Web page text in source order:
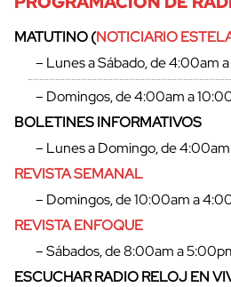
MATUTINO (NOTICIARIO
– Lunes a Sábado, de 4:00am
– Domingos, de 4:00am a
BOLETINES INFORMATIVOS
– Lunes a Domingo, de
REVISTA SEMANAL
– Domingos, de 10:00am a
REVISTA ENFOQUE
– Sábados, de 8:00am a
ESCUCHAR RADIO RELOJ EN